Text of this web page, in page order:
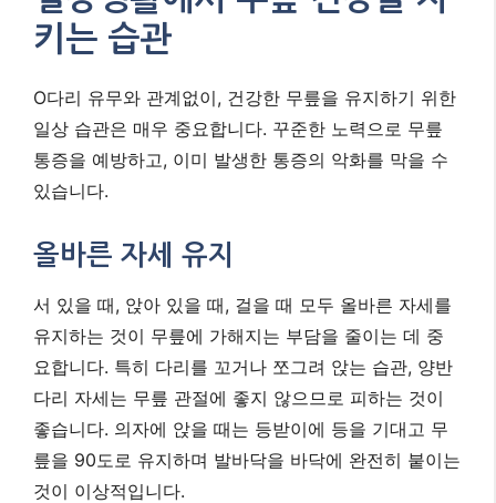
키는 습관
O다리 유무와 관계없이, 건강한 무릎을 유지하기 위한
일상 습관은 매우 중요합니다. 꾸준한 노력으로 무릎
통증을 예방하고, 이미 발생한 통증의 악화를 막을 수
있습니다.
올바른 자세 유지
서 있을 때, 앉아 있을 때, 걸을 때 모두 올바른 자세를
유지하는 것이 무릎에 가해지는 부담을 줄이는 데 중
요합니다. 특히 다리를 꼬거나 쪼그려 앉는 습관, 양반
다리 자세는 무릎 관절에 좋지 않으므로 피하는 것이
좋습니다. 의자에 앉을 때는 등받이에 등을 기대고 무
릎을 90도로 유지하며 발바닥을 바닥에 완전히 붙이는
것이 이상적입니다.